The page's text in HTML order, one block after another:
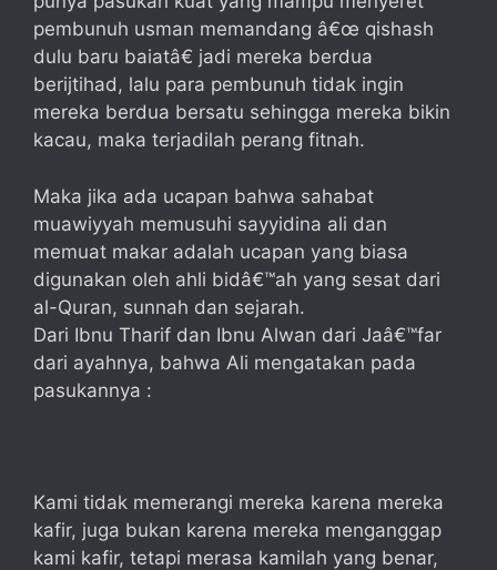
pembunuh usman memandang â€œ qishash
dulu baru baiatâ€ jadi mereka berdua
berijtihad, lalu para pembunuh tidak ingin
mereka berdua bersatu sehingga mereka bikin
kacau, maka terjadilah perang fitnah.
Maka jika ada ucapan bahwa sahabat
muawiyyah memusuhi sayyidina ali dan
memuat makar adalah ucapan yang biasa
digunakan oleh ahli bidâ€™ah yang sesat dari
al-Quran, sunnah dan sejarah.
Dari Ibnu Tharif dan Ibnu Alwan dari Jaâ€™far
dari ayahnya, bahwa Ali mengatakan pada
pasukannya :
Kami tidak memerangi mereka karena mereka
kafir, juga bukan karena mereka menganggap
kami kafir, tetapi merasa kamilah yang benar,